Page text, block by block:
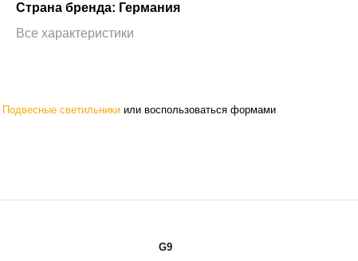
Страна бренда: Германия
Все характеристики
Подвесные светильники или воспользоваться формами
G9